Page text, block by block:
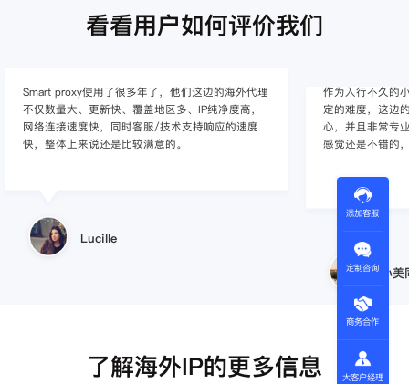
看看用户如何评价我们
作为入行不久的小白，上手使用Smart proxy会有一
定的难度，这边的客服人员/技术支持人员非常有耐
心，并且非常专业，很快就上手了，使用体验整体
感觉还是不错的，非常推荐身边的同行使用。
小美同学
作为一家跨境电
上面经营着多个
着强烈的需求，
商，不是断网就
的问题，使用效
王伟
了解海外IP的更多信息
添加客服
定制咨询
商务合作
大客户经理